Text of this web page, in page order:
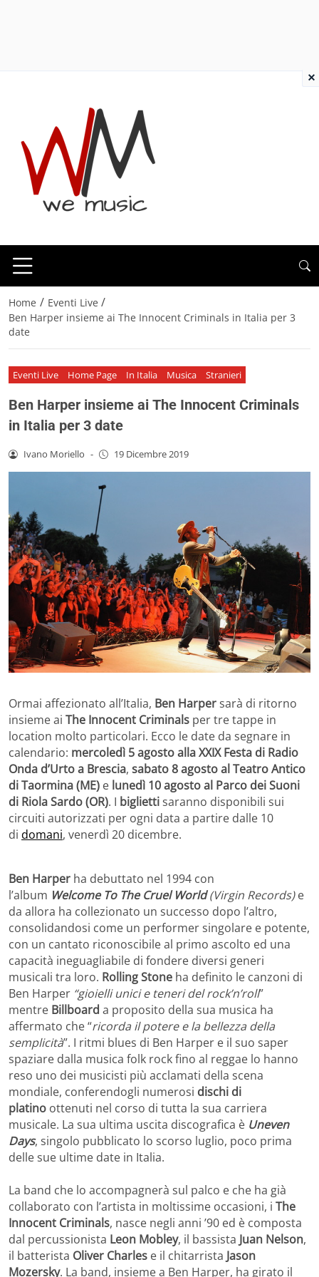
Home / Eventi Live /
Ben Harper insieme ai The Innocent Criminals in Italia per 3
date
Eventi Live Home Page In Italia Musica Stranieri
Ben Harper insieme ai The Innocent Criminals
in Italia per 3 date
Ivano Moriello - 19 Dicembre 2019
Ormai affezionato all’Italia, Ben Harpersarà di ritorno
insieme ai The Innocent Criminals per tre tappe in
location molto particolari. Ecco le date da segnare in
calendario: mercoledì 5 agosto alla XXIX Festa di Radio
Onda d’Urto a Brescia, sabato 8 agosto al Teatro Antico
di Taormina (ME) e lunedì 10 agosto al Parco dei Suoni
di Riola Sardo (OR). I bigliettisaranno disponibili sui
circuiti autorizzati per ogni data a partire dalle 10
di domani, venerdì 20 dicembre.
Ben Harper ha debuttato nel 1994 con
l’album Welcome To The Cruel World(Virgin Records) e
da allora ha collezionato un successo dopo l’altro,
consolidandosi come un performer singolare e potente,
con un cantato riconoscibile al primo ascolto ed una
capacità ineguagliabile di fondere diversi generi
musicali tra loro. Rolling Stone ha definito le canzoni di
Ben Harper “gioielli unici e teneri del rock’n’roll”
mentre Billboard a proposito della sua musica ha
affermato che “ricorda il potere e la bellezza della
semplicità”. I ritmi blues di Ben Harper e il suo saper
spaziare dalla musica folk rock fino al reggae lo hanno
reso uno dei musicisti più acclamati della scena
mondiale, conferendogli numerosi dischi di
platino ottenuti nel corso di tutta la sua carriera
musicale. La sua ultima uscita discografica è Uneven
Days, singolo pubblicato lo scorso luglio, poco prima
delle sue ultime date in Italia.
La band che lo accompagnerà sul palco e che ha già
collaborato con l’artista in moltissime occasioni, i The
Innocent Criminals, nasce negli anni ’90 ed è composta
dal percussionista Leon Mobley, il bassista Juan Nelson,
il batterista Oliver Charles e il chitarrista Jason
Mozersky. La band, insieme a Ben Harper, ha girato il
×